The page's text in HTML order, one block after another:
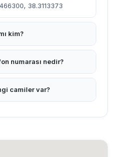
38.3113373
kim?
numarası nedir?
camiler var?